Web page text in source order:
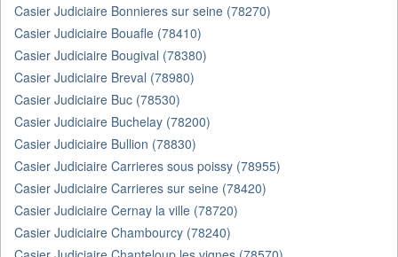
Casier Judiciaire Bonnieres sur seine (78270)
Casier Judiciaire Bouafle (78410)
Casier Judiciaire Bougival (78380)
Casier Judiciaire Breval (78980)
Casier Judiciaire Buc (78530)
Casier Judiciaire Buchelay (78200)
Casier Judiciaire Bullion (78830)
Casier Judiciaire Carrieres sous poissy (78955)
Casier Judiciaire Carrieres sur seine (78420)
Casier Judiciaire Cernay la ville (78720)
Casier Judiciaire Chambourcy (78240)